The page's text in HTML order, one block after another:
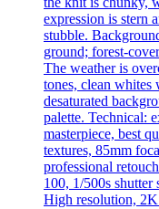
expression is stern
stubble.
ground; forest-
The weather is
tones, clean whites
desaturated
palette. Technical:
masterpiece, best
textures, 85mm
professional
100, 1/500s shutter
High resolution,